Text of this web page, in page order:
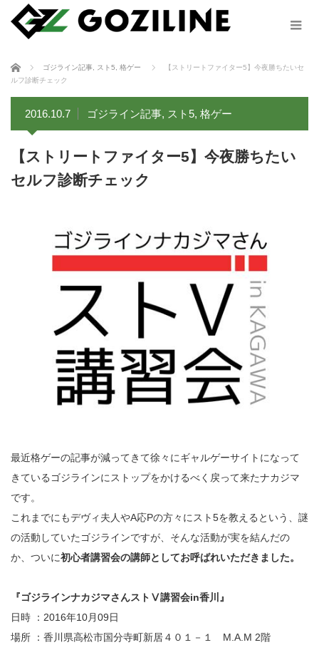
ホーム ゴジライン記事 スト5 格ゲー
【ストリートファイター5】今夜勝ちたいセ
ルフ診断チェック
2016.10.7 ゴジライン記事, スト5, 格ゲー
【ストリートファイター5】今夜勝ちたい
セルフ診断チェック
最近格ゲーの記事が減ってきて徐々にギャルゲーサイトになって
きているゴジラインにストップをかけるべく戻って来たナカジマ
です。
これまでにもデヴィ夫人やA応Pの方々にスト5を教えるという、謎
の活動していたゴジラインですが、そんな活動が実を結んだの
か、ついに初心者講習会の講師としてお呼ばれいただきました。
『ゴジラインナカジマさんストⅤ講習会in香川 』
日時 ：2016年10月09日
場所 ：香川県高松市国分寺町新居４０１－１ M.A.M 2階